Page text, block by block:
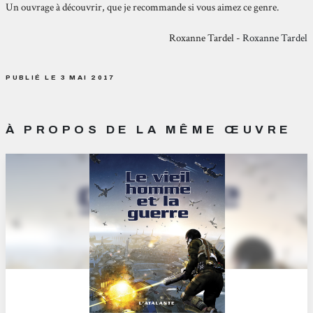
Un ouvrage à découvrir, que je recommande si vous aimez ce genre.
Roxanne Tardel - Roxanne Tardel
PUBLIÉ LE 3 MAI 2017
À PROPOS DE LA MÊME ŒUVRE